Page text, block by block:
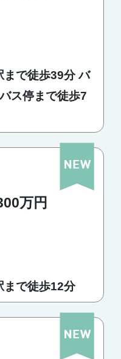
まで徒歩39分 バ
ス停まで徒歩7
万円
まで徒歩12分